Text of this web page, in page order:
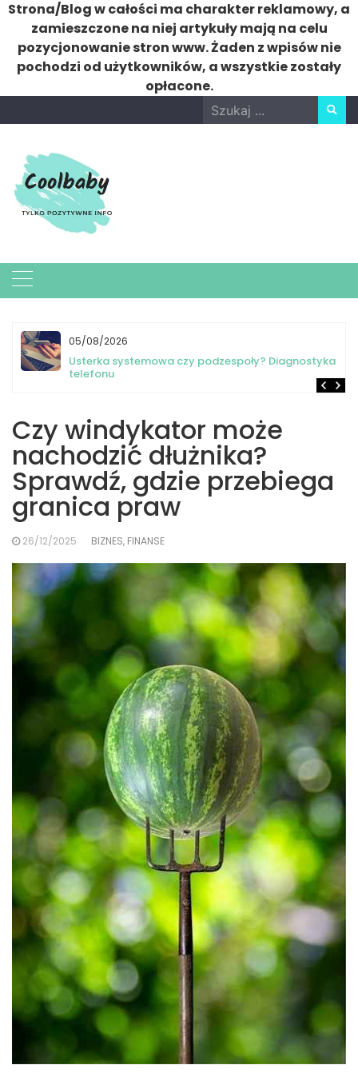
Strona/Blog w całości ma charakter reklamowy, a
zamieszczone na niej artykuły mają na celu
pozycjonowanie stron www. Żaden z wpisów nie
pochodzi od użytkowników, a wszystkie zostały
opłacone.
to
Search
for:
05/08/2026
Usterka systemowa czy podzespoły? Diagnostyka
telefonu
Czy windykator może
nachodzić dłużnika?
Sprawdź, gdzie przebiega
granica praw
26/12/2025 BIZNES, FINANSE